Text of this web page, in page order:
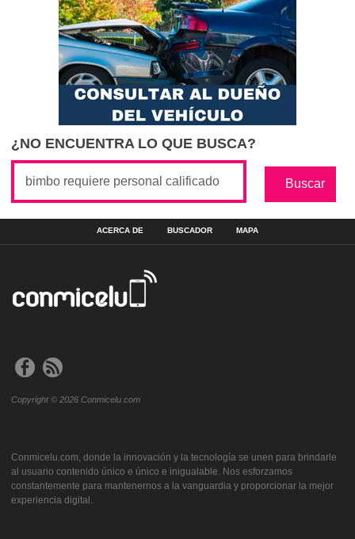
¿NO ENCUENTRA LO QUE BUSCA?
ACERCA DE BUSCADOR MAPA
Copyright © 2026 Conmicelu.com
Conmicelu.com, donde la innovación y la tecnología se unen para brindarle
al usuario contenido único e único e inigualable. Nos esforzamos
constantemente para mantenernos a la vanguardia y proporcionar la mejor
experiencia digital.